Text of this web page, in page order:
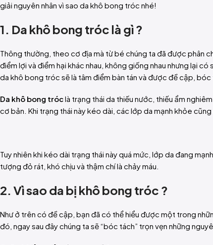
giải nguyên nhân vì sao da khô bong tróc nhé!
1. Da khô bong tróc là gì ?
Thông thường, theo cơ địa mà từ bé chúng ta đã được phân
điểm lợi và điểm hại khác nhau, không giống nhau nhưng lại
da khô bong tróc sẽ là tâm điểm bàn tán và được đề cập, bóc
Da khô bong tróclà trạng thái da thiếu nước, thiếu ẩm
cơ bản. Khi trạng thái này kéo dài, các lớp da mạnh khỏe
Tuy nhiên khi kéo dài trạng thái này quá mức, lớp da đang
tượng đỏ rát, khó chịu và thậm chí là chảy máu.
2. Vì sao da bị khô bong tróc ?
Như ở trên có đề cập, bạn đã có thể hiểu được một trong
đó, ngay sau đây chúng ta sẽ “bóc tách” trọn vẹn những